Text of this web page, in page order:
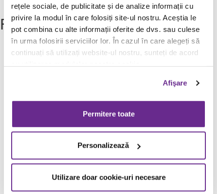
rețele sociale, de publicitate și de analize informații cu
privire la modul în care folosiți site-ul nostru. Aceștia le
pot combina cu alte informații oferite de dvs. sau culese
în urma folosirii serviciilor lor. În cazul în care alegeți să
continuați să utilizați website-ul nostru, sunteți de acord
Afişare
Permitere toate
Personalizează
Utilizare doar cookie-uri necesare
Follow Us
Data Processing
Tell us how you felt about us
Complete The Questionnaire >>